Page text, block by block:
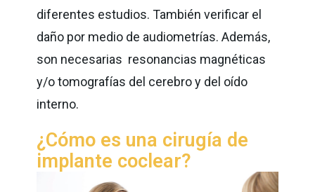
diferentes estudios. También verificar el
daño por medio de audiometrías. Además,
son necesarias resonancias magnéticas
y/o tomografías del cerebro y del oído
interno.
¿Cómo es una cirugía de
implante coclear?